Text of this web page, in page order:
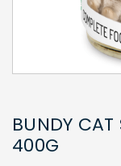
BUNDY CAT
400G